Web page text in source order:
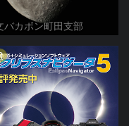
バカボン町田支部